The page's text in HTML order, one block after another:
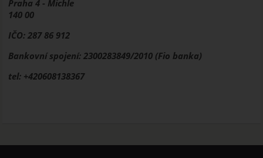
Praha 4 - Michle
140 00
IČO: 287 86 912
Bankovní spojení: 2300283849/2010 (Fio banka)
tel: +420608138367